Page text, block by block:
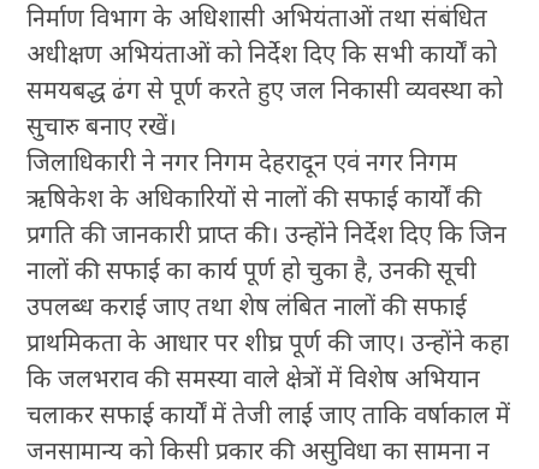
निर्माण विभाग के अधिशासी अभियंताओं तथा संबंधित
अधीक्षण अभियंताओं को निर्देश दिए कि सभी कार्यों को
समयबद्ध ढंग से पूर्ण करते हुए जल निकासी व्यवस्था को
सुचारु बनाए रखें।
जिलाधिकारी ने नगर निगम देहरादून एवं नगर निगम
ऋषिकेश के अधिकारियों से नालों की सफाई कार्यों की
प्रगति की जानकारी प्राप्त की। उन्होंने निर्देश दिए कि जिन
नालों की सफाई का कार्य पूर्ण हो चुका है, उनकी सूची
उपलब्ध कराई जाए तथा शेष लंबित नालों की सफाई
प्राथमिकता के आधार पर शीघ्र पूर्ण की जाए। उन्होंने कहा
कि जलभराव की समस्या वाले क्षेत्रों में विशेष अभियान
चलाकर सफाई कार्यों में तेजी लाई जाए ताकि वर्षाकाल में
जनसामान्य को किसी प्रकार की असुविधा का सामना न